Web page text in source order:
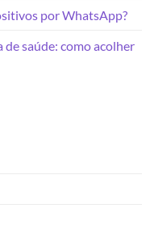
por WhatsApp?
saúde: como acolher